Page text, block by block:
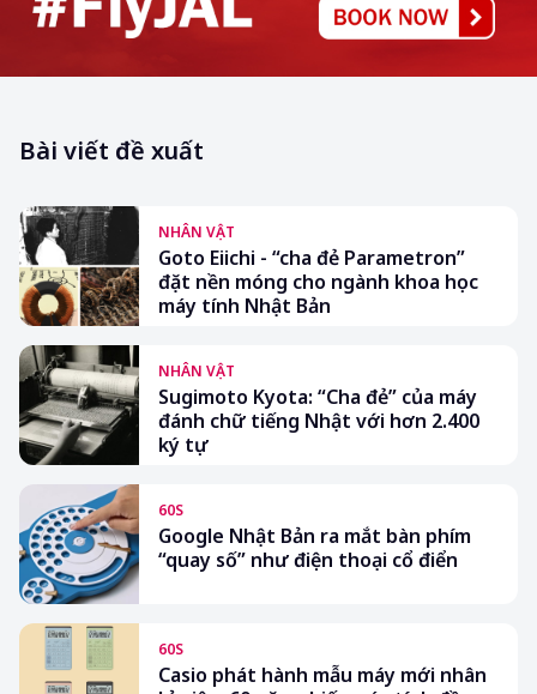
Bài viết đề xuất
NHÂN VẬT
Goto Eiichi - “cha đẻ Parametron”
đặt nền móng cho ngành khoa học
máy tính Nhật Bản
NHÂN VẬT
Sugimoto Kyota: “Cha đẻ” của máy
đánh chữ tiếng Nhật với hơn 2.400
ký tự
60S
Google Nhật Bản ra mắt bàn phím
“quay số” như điện thoại cổ điển
60S
Casio phát hành mẫu máy mới nhân